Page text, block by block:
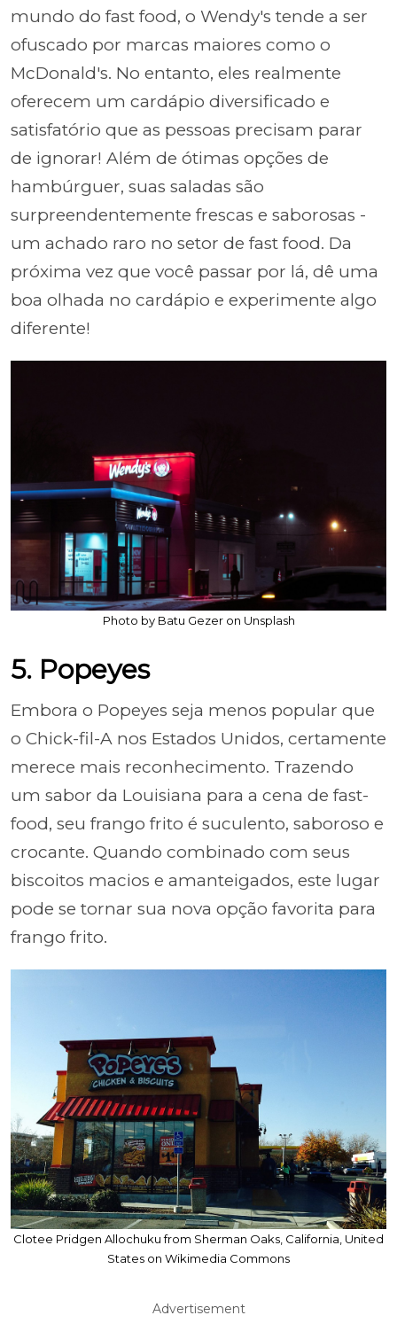
mundo do fast food, o Wendy's tende a ser
ofuscado por marcas maiores como o
McDonald's. No entanto, eles realmente
oferecem um cardápio diversificado e
satisfatório que as pessoas precisam parar
de ignorar! Além de ótimas opções de
hambúrguer, suas saladas são
surpreendentemente frescas e saborosas -
um achado raro no setor de fast food. Da
próxima vez que você passar por lá, dê uma
boa olhada no cardápio e experimente algo
diferente!
Photo by Batu Gezer on Unsplash
5. Popeyes
Embora o Popeyes seja menos popular que
o Chick-fil-A nos Estados Unidos, certamente
merece mais reconhecimento. Trazendo
um sabor da Louisiana para a cena de fast-
food, seu frango frito é suculento, saboroso e
crocante. Quando combinado com seus
biscoitos macios e amanteigados, este lugar
pode se tornar sua nova opção favorita para
frango frito.
Clotee Pridgen Allochuku from Sherman Oaks, California, United
States on Wikimedia Commons
Advertisement